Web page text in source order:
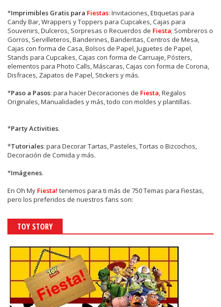
*Imprimibles Gratis para Fiestas: Invitaciones, Etiquetas para
Candy Bar, Wrappers y Toppers para Cupcakes, Cajas para
Souvenirs, Dulceros, Sorpresas o Recuerdos de Fiesta; Sombreros o
Gorros, Servilleteros, Banderines, Banderitas, Centros de Mesa,
Cajas con forma de Casa, Bolsos de Papel, Juguetes de Papel,
Stands para Cupcakes, Cajas con forma de Carruaje, Pósters,
elementos para Photo Calls, Máscaras, Cajas con forma de Corona,
Disfraces, Zapatos de Papel, Stickers y más.
*Paso a Pasos: para hacer Decoraciones de Fiesta, Regalos
Originales, Manualidades y más, todo con moldes y plantillas.
*Party Activities.
*Tutoriales: para Decorar Tartas, Pasteles, Tortas o Bizcochos,
Decoración de Comida y más.
*Imágenes.
En Oh My Fiesta! tenemos para ti más de 750 Temas para Fiestas,
pero los preferidos de nuestros fans son:
TOY STORY